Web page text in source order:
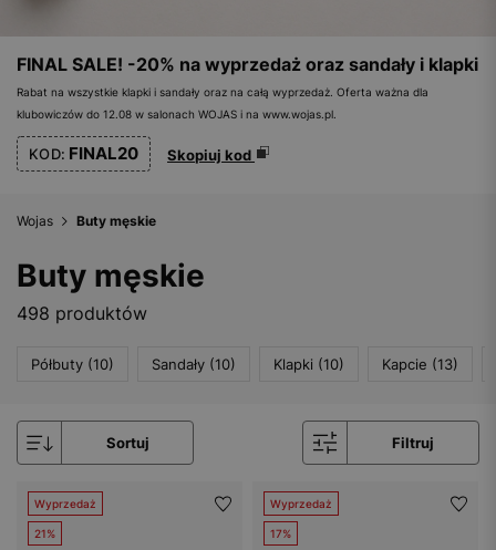
FINAL SALE! -20% na wyprzedaż oraz sandały i klapki
Rabat na wszystkie klapki i sandały oraz na całą wyprzedaż. Oferta ważna dla
klubowiczów do 12.08 w salonach WOJAS i na www.wojas.pl.
KOD: FINAL20 Skopiuj kod
Wojas Buty męskie
Buty męskie
498 produktów
Półbuty (10) Sandały (10) Klapki (10) Kapcie (13)
Sortuj Filtruj
Wyprzedaż
21%
Wyprzedaż
17%